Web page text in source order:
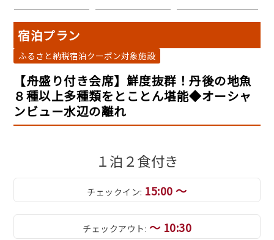
宿泊プラン
ふるさと納税宿泊クーポン対象施設
【舟盛り付き会席】鮮度抜群！丹後の地魚
８種以上多種類をとことん堪能◆オーシャ
ンビュー水辺の離れ
１泊２食付き
チェックイン: 15:00 ～
チェックアウト: ～ 10:30